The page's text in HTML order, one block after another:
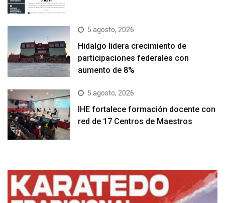
5 agosto, 2026
Hidalgo lidera crecimiento de
participaciones federales con
aumento de 8%
5 agosto, 2026
IHE fortalece formación docente con
red de 17 Centros de Maestros